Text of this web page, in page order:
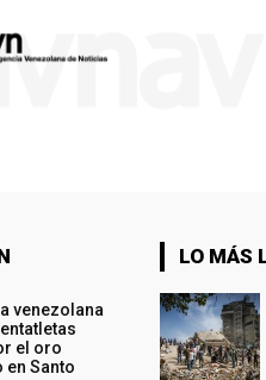
venezolana
el oro
en Santo
LO MÁS